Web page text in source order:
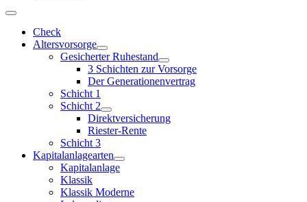
Check
Altersvorsorge
Gesicherter Ruhestand
3 Schichten zur Vorsorge
Der Generationenvertrag
Schicht 1
Schicht 2
Direktversicherung
Riester-Rente
Schicht 3
Kapitalanlagearten
Kapitalanlage
Klassik
Klassik Moderne